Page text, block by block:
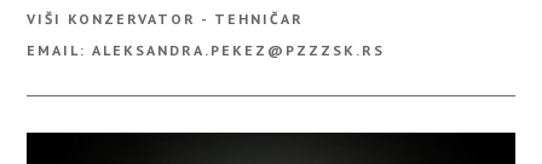
VIŠI KONZERVATOR - TEHNIČAR
EMAIL: ALEKSANDRA.PEKEZ@PZZZSK.RS